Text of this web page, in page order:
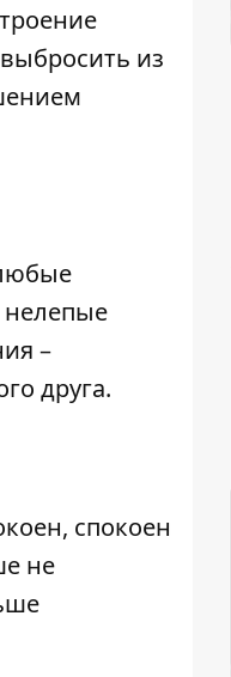
из
нелепые
–
друга.
спокоен
не